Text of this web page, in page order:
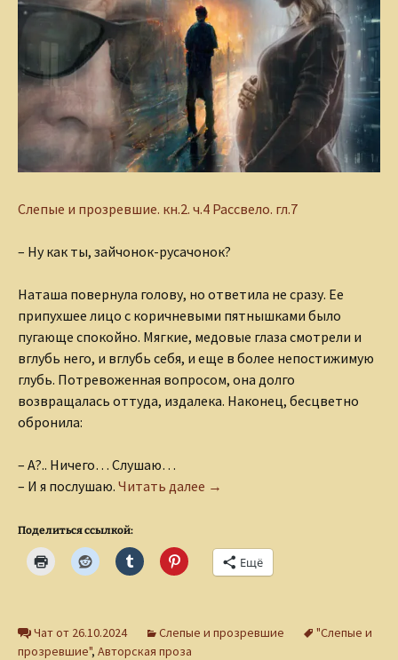
Слепые и прозревшие. кн.2. ч.4 Рассвело. гл.7
– Ну как ты, зайчонок-русачонок?
Наташа повернула голову, но ответила не сразу. Ее
припухшее лицо с коричневыми пятнышками было
пугающе спокойно. Мягкие, медовые глаза смотрели и
вглубь него, и вглубь себя, и еще в более непостижимую
глубь. Потревоженная вопросом, она долго
возвращалась оттуда, издалека. Наконец, бесцветно
обронила:
– А?.. Ничего… Слушаю…
– И я послушаю. Читать далее Наташа
→
Поделиться ссылкой:
Ещё
Чат от 26.10.2024 Слепые и прозревшие
"Слепые и
прозревшие", Авторская проза